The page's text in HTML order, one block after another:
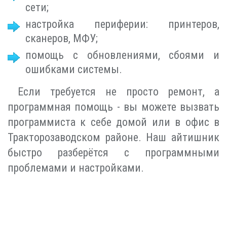
сети;
настройка периферии: принтеров,
сканеров, МФУ;
помощь с обновлениями, сбоями и
ошибками системы.
Если требуется не просто ремонт, а
программная помощь - вы можете вызвать
программиста к себе домой или в офис в
Тракторозаводском районе. Наш айтишник
быстро разберётся с программными
проблемами и настройками.